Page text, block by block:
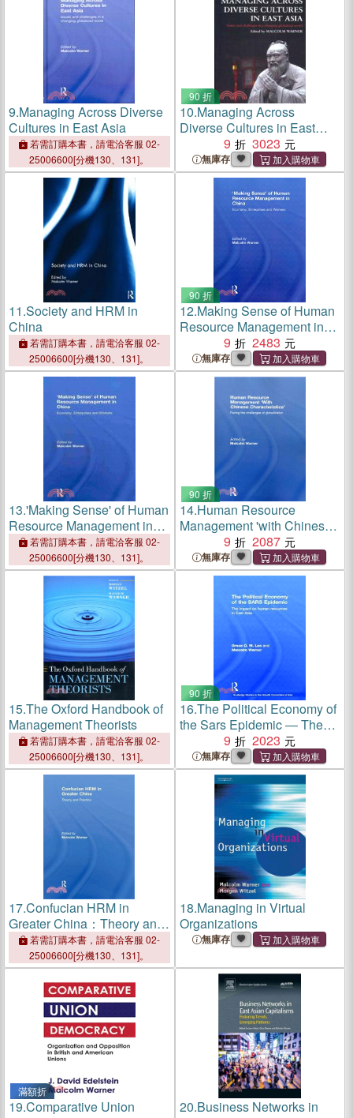
9.Managing Across Diverse
Cultures in East Asia
若需訂購本書，請電洽客服 02-
25006600[分機130、131]。
90 折
10.Managing Across
Diverse Cultures in East
Asia ─ Issues and
Challenges in a Changing
Globalized World
9 3023
無庫存
11.Society and HRM in
China
若需訂購本書，請電洽客服 02-
25006600[分機130、131]。
90 折
12.Making Sense of Human
Resource Management in
9 2483
無庫存
13.'Making Sense' of Human
Resource Management in
China: Economy,
Enterprises and Workers
若需訂購本書，請電洽客服 02-
25006600[分機130、131]。
90 折
14.Human Resource
Management 'with Chinese
Characteristics' ― Facing
the Challanges of
Globalization
9 2087
無庫存
15.The Oxford Handbook of
Management Theorists
若需訂購本書，請電洽客服 02-
25006600[分機130、131]。
90 折
16.The Political Economy of
the Sars Epidemic ― The
Impact on Human
Resources in East Asia
9 2023
無庫存
17.Confucian HRM in
Greater China：Theory and
Practice
若需訂購本書，請電洽客服 02-
25006600[分機130、131]。
18.Managing in Virtual
Organizations
無庫存
滿額折
19.Comparative Union
20.Business Networks in